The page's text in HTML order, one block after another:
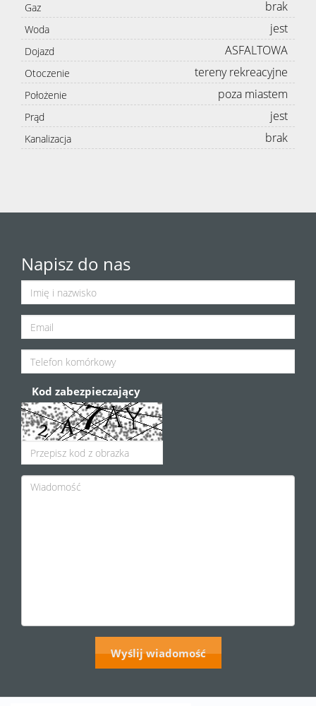
Gaz brak
Woda jest
Dojazd ASFALTOWA
Otoczenie tereny rekreacyjne
Położenie poza miastem
Prąd jest
Kanalizacja brak
Napisz do nas
Kod zabezpieczający